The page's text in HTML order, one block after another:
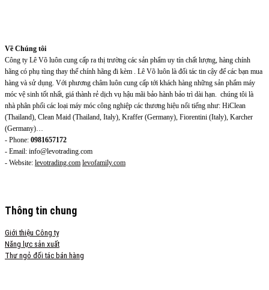
Về Chúng tôi
Công ty Lê Võ luôn cung cấp ra thị trường các sản phẩm uy tín chất lượng, hàng chính
hãng có phụ tùng thay thế chính hãng đi kèm . Lê Võ luôn là đối tác tin cậy để các bạn mua
hàng và sử dụng. Với phương châm luôn cung cấp tới khách hàng những sản phẩm máy
móc vệ sinh tốt nhất, giá thành rẻ dịch vụ hậu mãi bảo hành bảo trì dài hạn. chúng tôi là
nhà phân phối các loại máy móc công nghiệp các thương hiệu nổi tiếng như: HiClean
(Thailand), Clean Maid (Thailand, Italy), Kraffer (Germany), Fiorentini (Italy), Karcher
(Germany)…
- Phone: 0981657172
- Email: info@levotrading.com
- Website: levotrading.com levofamily.com
Thông tin chung
Giới thiệu Công ty
Năng lực sản xuất
Thư ngỏ đối tác bán hàng